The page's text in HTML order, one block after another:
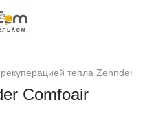
тепла Zehnder
Comfoair